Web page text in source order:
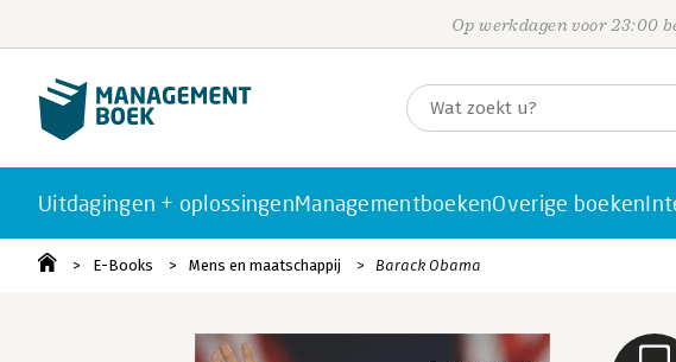
Op werkdagen voor 23:00
Uitdagingen + oplossingenManagementboekenOverige boeken
E-Books Mens en maatschappij Barack Obama